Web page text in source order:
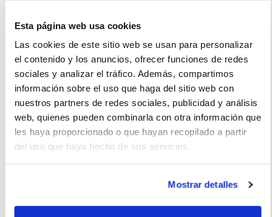
Esta página web usa cookies
Las cookies de este sitio web se usan para personalizar
el contenido y los anuncios, ofrecer funciones de redes
sociales y analizar el tráfico. Además, compartimos
información sobre el uso que haga del sitio web con
nuestros partners de redes sociales, publicidad y análisis
web, quienes pueden combinarla con otra información que
les haya proporcionado o que hayan recopilado a partir
del uso que haya hecho de sus servicios.
Mostrar detalles
coche rápido, aceleración rápida y precisa
Juan J. (2022-01-05)
Precio asequible, excelente relación calidad-precio. Es ideal
para aquellos que quieren un coche económico que ofrezca
una experiencia de conducción satisfactoria.